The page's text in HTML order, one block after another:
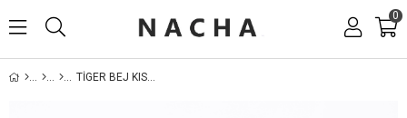
0
TIGER BEJ KISA TOPUKLU KADIN TERLIK